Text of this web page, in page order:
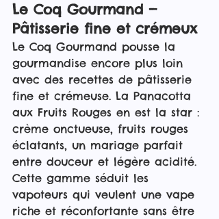
Le Coq Gourmand —
Pâtisserie fine et crémeux
Le Coq Gourmand pousse la
gourmandise encore plus loin
avec des recettes de pâtisserie
fine et crémeuse. La Panacotta
aux Fruits Rouges en est la star :
crème onctueuse, fruits rouges
éclatants, un mariage parfait
entre douceur et légère acidité.
Cette gamme séduit les
vapoteurs qui veulent une vape
riche et réconfortante sans être